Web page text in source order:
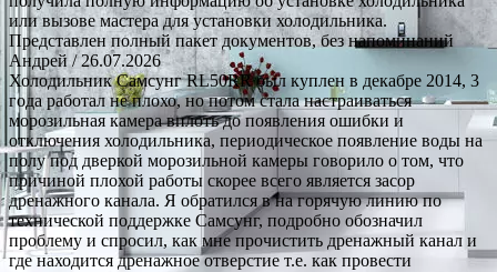
или вызове мастера для установки холодильника.
Представлен полный пакет документов, без напоминаний
Андрей/ 26.07.2026
Холодильник Самсунг RL50RR был куплен в декабре 2014, 3
года работал не плохо, но потом стала настраиваться
морозильная камера вплоть до появления ошибки и
отключения холодильника, периодическое появление воды на
полу под дверкой морозильной камеры говорило о том, что
причиной плохой работы скорее всего является засор
дренажного канала. Я обратился в на горячую линию по
технической поддержке Самсунг, подробно обозначил
проблему и спросил, как мне прочистить дренажный канал и
где находится дренажное отверстие т.е. как провести